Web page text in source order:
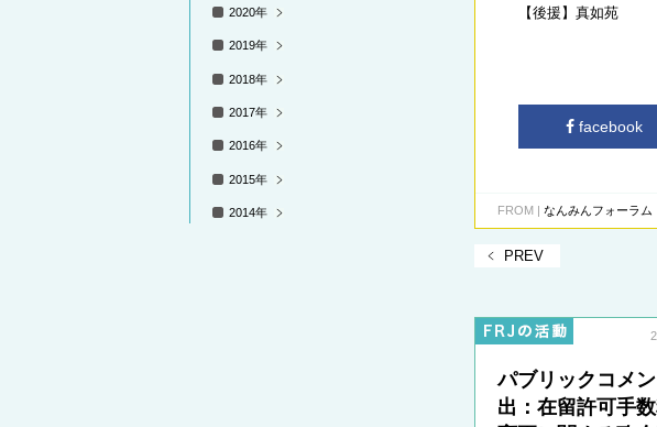
【後援】真如苑
facebook
FROM | なんみんフォーラム
PREV
パブリックコメ
出：在留許可手
2020年
2019年
2018年
2017年
2016年
2015年
2014年